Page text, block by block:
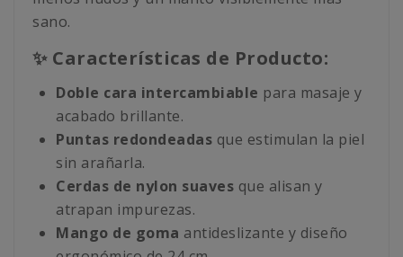
sano.
✨ Características de Producto:
Doble cara intercambiable para masaje y
acabado brillante.
Puntas redondeadas que estimulan la piel
sin arañarla.
Cerdas de nylon suaves que alisan y
atrapan impurezas.
Mango de goma antideslizante y diseño